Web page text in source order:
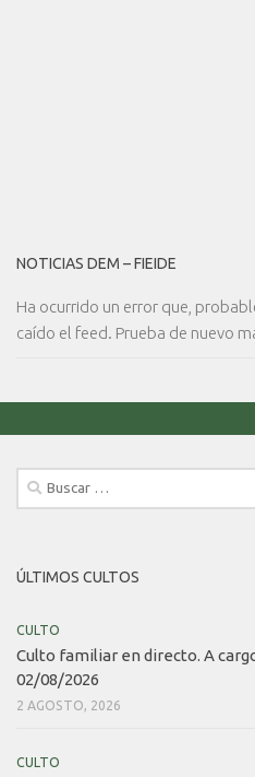
NOTICIAS DEM – FIEIDE
Ha ocurrido un error que,
caído el feed. Prueba de nuevo
Buscar:
ÚLTIMOS CULTOS
CULTO
Culto familiar en directo. A
02/08/2026
2 AGOSTO, 2026
CULTO